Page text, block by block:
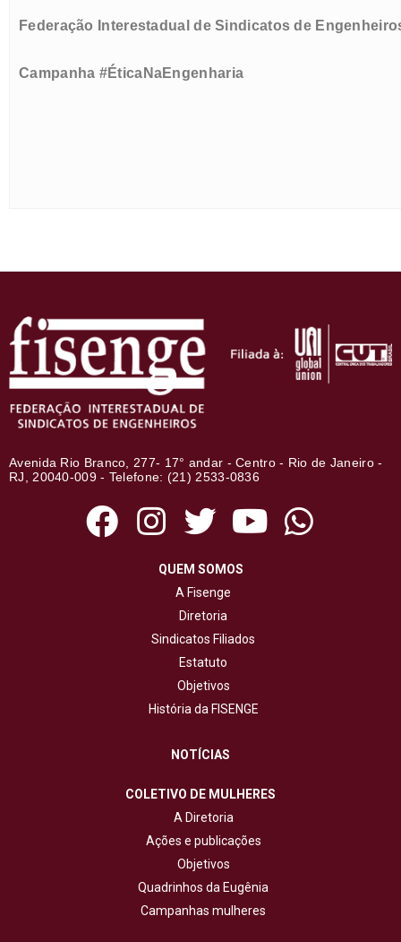
Federação Interestadual de Sindicatos de
Campanha #ÉticaNaEngenharia
Avenida Rio Branco, 277- 17° andar - Centro - Rio de Janeiro -
RJ, 20040-009 - Telefone: (21) 2533-0836
QUEM SOMOS
A Fisenge
Diretoria
Sindicatos Filiados
Estatuto
Objetivos
História da FISENGE
NOTÍCIAS
COLETIVO DE MULHERES
A Diretoria
Ações e publicações
Objetivos
Quadrinhos da Eugênia
Campanhas mulheres